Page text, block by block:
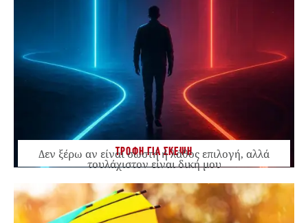
ΤΡΟΦΗ ΓΙΑ ΣΚΕΨΗ
Δεν ξέρω αν είναι σωστή ή λάθος επιλογή, αλλά
τουλάχιστον είναι δική μου